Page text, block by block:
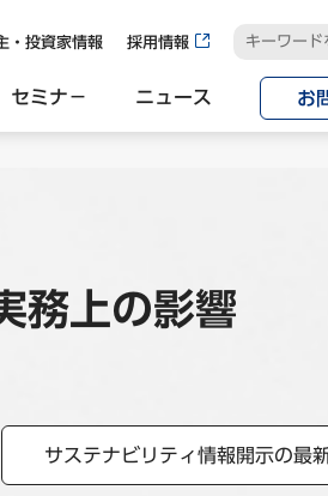
・投資家情報 採用情報
セミナ− ニュース お
務上の影響
サステナビリティ情報開示の最